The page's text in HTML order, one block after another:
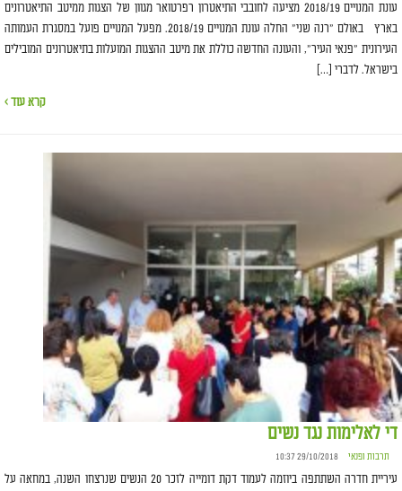
עונת המנויים 2018/19 מציעה לחובבי התיאטרון רפרטואר מגוון של הצגות ממיטב התיאטרונים
בארץ באולם "רנה שני" החלה עונת המנויים 2018/19. מפעל המנויים פועל במסגרת העמותה
העירונית "פנאי העיר", והעונה החדשה כוללת את מיטב ההצגות המועלות בתיאטרונים המובילים
בישראל. לדברי […]
קרא עוד ›
די לאלימות נגד נשים
תרבות ופנאי 29/10/2018 10:37
עיריית חדרה השתתפה ביוזמה לעמוד דקת דומייה לזכר 20 הנשים שנרצחו השנה, במחאה על